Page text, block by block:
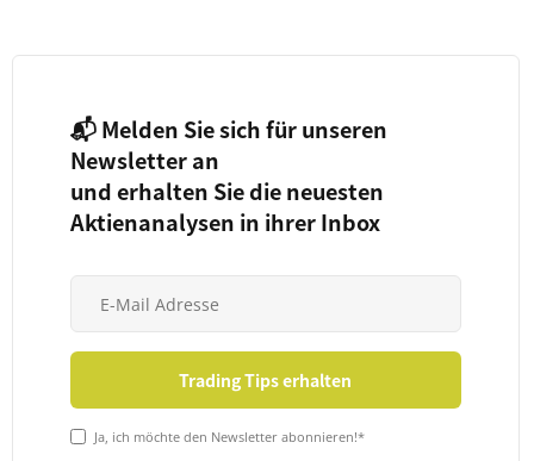
📬 Melden Sie sich für unseren
Newsletter an
und erhalten Sie die neuesten
Aktienanalysen in ihrer Inbox
Ja, ich möchte den Newsletter abonnieren!*